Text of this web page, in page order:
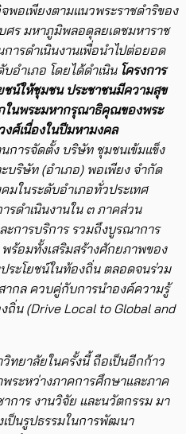
พอเพียงตามแนวพระราชดำริของ
ศร มหาภูมิพลอดุลยเดชมหาราช
ารดำเนินงานเพื่อนำไปต่อยอด
อำเภอ โดยได้ดำเนิน โครงการ
ชน์ให้ชุมชน ประชาชนมีความสุข
ในพระมหากรุณาธิคุณของพระ
ศ์เนื่องในปีมหามงคล
การจัดตั้ง บริษัท ชุมชนเข้มแข็ง
บริษัท (อำเภอ) พอเพียง จำกัด
มในระดับอำเภอทั่วประเทศ
รดำเนินงานใน ๓ ภาคส่วน
การบริการ รวมถึงบูรณาการ
ร้อมทั้งเสริมสร้างศักยภาพของ
ประโยชน์ในท้องถิ่น ตลอดจนร่วม
กล ควบคู่กับการนำองค์ความรู้
ถิ่น (Drive Local to Global and
ยาลัยในครั้งนี้ ถือเป็นอีกก้าว
ระหว่างภาคการศึกษาและภาค
การ งานวิจัย และนวัตกรรม มา
เป็นรูปธรรมในการพัฒนา